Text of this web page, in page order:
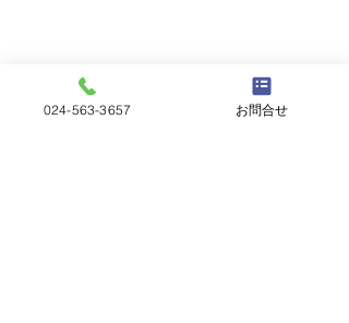
024-563-3657 お問合せ